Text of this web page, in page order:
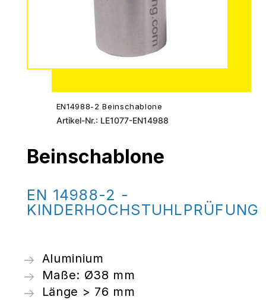
EN14988-2 Beinschablone
Artikel-Nr.: LE1077-EN14988
Beinschablone
EN 14988-2 -
KINDERHOCHSTUHLPRÜFUNG
Aluminium
Maße: Ø38 mm
Länge > 76 mm